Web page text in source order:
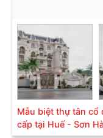
Mẫu biệt thự tân cổ
cấp tại Huế - Sơn